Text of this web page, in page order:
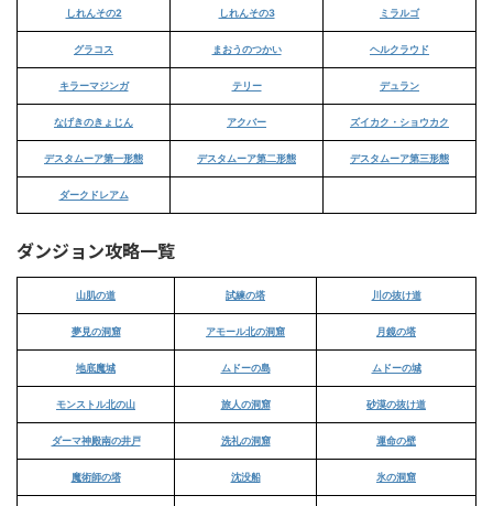
しれんその2 しれんその3 ミラルゴ
グラコス まおうのつかい ヘルクラウド
キラーマジンガ テリー デュラン
なげきのきょじん アクバー ズイカク・ショウカク
デスタムーア第一形態 デスタムーア第二形態 デスタムーア第三形態
ダークドレアム
ダンジョン攻略一覧
山肌の道 試練の塔 川の抜け道
夢見の洞窟 アモール北の洞窟 月鏡の塔
地底魔城 ムドーの島 ムドーの城
モンストル北の山 旅人の洞窟 砂漠の抜け道
ダーマ神殿南の井戸 洗礼の洞窟 運命の壁
魔術師の塔 沈没船 氷の洞窟